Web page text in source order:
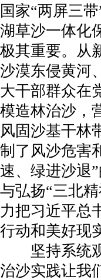
国家“两屏三
湖草沙一体化
极其重要。从
沙漠东侵黄河
大干部群众在
模造林治沙，
风固沙基干林
制了风沙危害
速、绿进沙退
与弘扬“三北
力把习近平总
行动和美好现
坚持系统观
治沙实践让我